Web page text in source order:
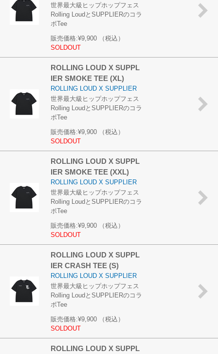
世界最大級ヒップホップフェス
Rolling LoudとSUPPLIERのコラ
ボTee
販売価格:¥9,900
（税込）
SOLDOUT
ROLLING LOUD X SUPPL
IER SMOKE TEE (XL)
ROLLING LOUD X SUPPLIER
世界最大級ヒップホップフェス
Rolling LoudとSUPPLIERのコラ
ボTee
販売価格:¥9,900
（税込）
SOLDOUT
ROLLING LOUD X SUPPL
IER SMOKE TEE (XXL)
ROLLING LOUD X SUPPLIER
世界最大級ヒップホップフェス
Rolling LoudとSUPPLIERのコラ
ボTee
販売価格:¥9,900
（税込）
SOLDOUT
ROLLING LOUD X SUPPL
IER CRASH TEE (S)
ROLLING LOUD X SUPPLIER
世界最大級ヒップホップフェス
Rolling LoudとSUPPLIERのコラ
ボTee
販売価格:¥9,900
（税込）
SOLDOUT
ROLLING LOUD X SUPPL